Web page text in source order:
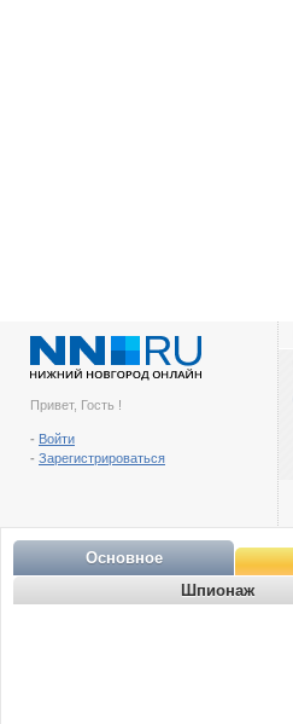
Привет, Гость !
- Войти
- Зарегистрироваться
Основное
Шпионаж